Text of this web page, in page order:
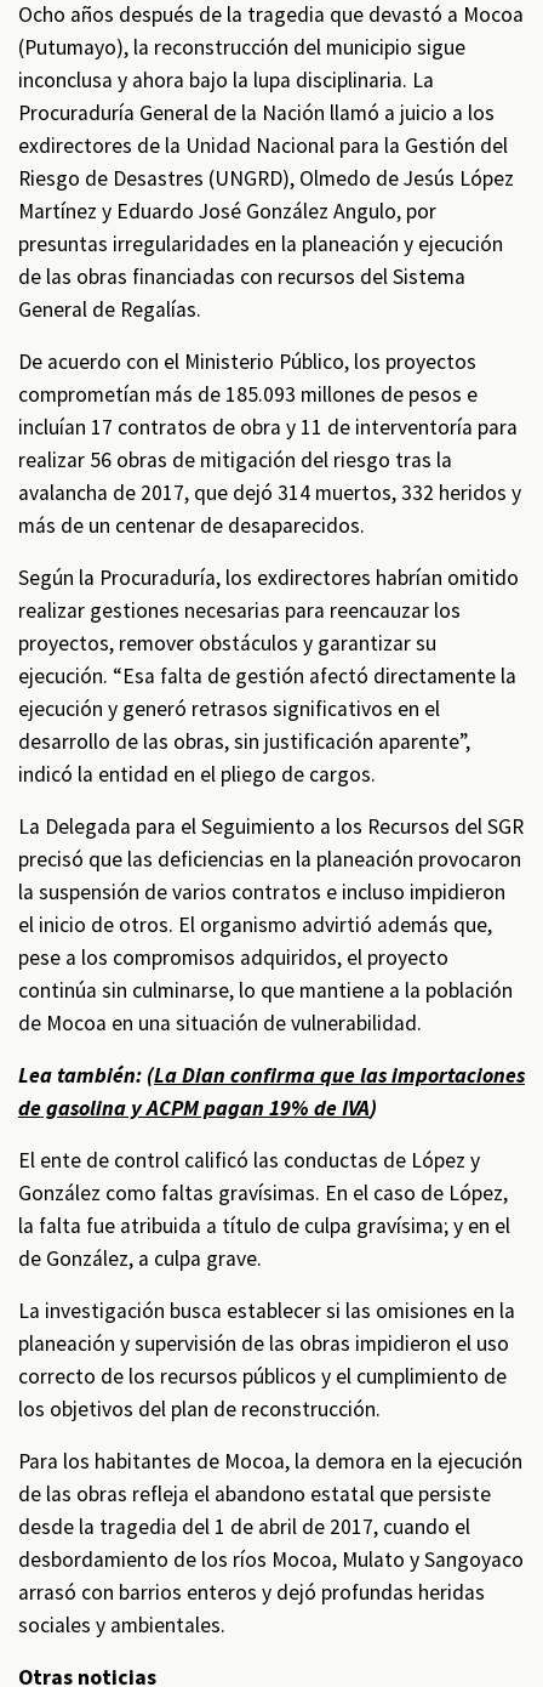
Ocho años después de la tragedia que devastó a Mocoa
(Putumayo), la reconstrucción del municipio sigue
inconclusa y ahora bajo la lupa disciplinaria. La
Procuraduría General de la Nación llamó a juicio a los
exdirectores de la Unidad Nacional para la Gestión del
Riesgo de Desastres (UNGRD), Olmedo de Jesús López
Martínez y Eduardo José González Angulo, por
presuntas irregularidades en la planeación y ejecución
de las obras financiadas con recursos del Sistema
General de Regalías.
De acuerdo con el Ministerio Público, los proyectos
comprometían más de 185.093 millones de pesos e
incluían 17 contratos de obra y 11 de interventoría para
realizar 56 obras de mitigación del riesgo tras la
avalancha de 2017, que dejó 314 muertos, 332 heridos y
más de un centenar de desaparecidos.
Según la Procuraduría, los exdirectores habrían omitido
realizar gestiones necesarias para reencauzar los
proyectos, remover obstáculos y garantizar su
ejecución. “Esa falta de gestión afectó directamente la
ejecución y generó retrasos significativos en el
desarrollo de las obras, sin justificación aparente”,
indicó la entidad en el pliego de cargos.
La Delegada para el Seguimiento a los Recursos del SGR
precisó que las deficiencias en la planeación provocaron
la suspensión de varios contratos e incluso impidieron
el inicio de otros. El organismo advirtió además que,
pese a los compromisos adquiridos, el proyecto
continúa sin culminarse, lo que mantiene a la población
de Mocoa en una situación de vulnerabilidad.
Lea también: (La Dian confirma que las importaciones
de gasolina y ACPM pagan 19% de IVA)
El ente de control calificó las conductas de López y
González como faltas gravísimas. En el caso de López,
la falta fue atribuida a título de culpa gravísima; y en el
de González, a culpa grave.
La investigación busca establecer si las omisiones en la
planeación y supervisión de las obras impidieron el uso
correcto de los recursos públicos y el cumplimiento de
los objetivos del plan de reconstrucción.
Para los habitantes de Mocoa, la demora en la ejecución
de las obras refleja el abandono estatal que persiste
desde la tragedia del 1 de abril de 2017, cuando el
desbordamiento de los ríos Mocoa, Mulato y Sangoyaco
arrasó con barrios enteros y dejó profundas heridas
sociales y ambientales.
Otras noticias